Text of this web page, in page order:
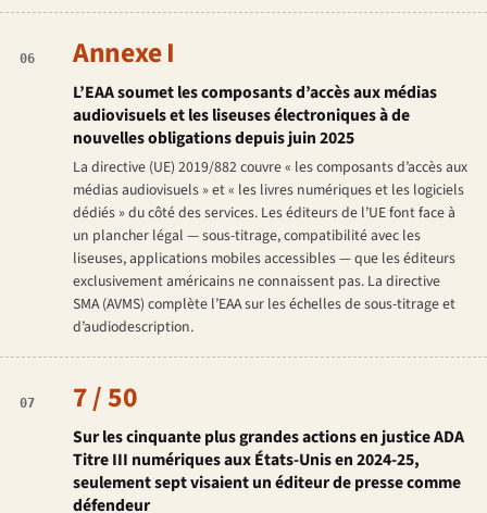
06 Annexe I
L’EAA soumet les composants d’accès aux médias
audiovisuels et les liseuses électroniques à de
nouvelles obligations depuis juin 2025
La directive (UE) 2019/882 couvre « les composants d’accès aux
médias audiovisuels » et « les livres numériques et les logiciels
dédiés » du côté des services. Les éditeurs de l’UE font face à
un plancher légal — sous-titrage, compatibilité avec les
liseuses, applications mobiles accessibles — que les éditeurs
exclusivement américains ne connaissent pas. La directive
SMA (AVMS) complète l’EAA sur les échelles de sous-titrage et
d’audiodescription.
07 7 / 50
Sur les cinquante plus grandes actions en justice ADA
Titre III numériques aux États-Unis en 2024-25,
seulement sept visaient un éditeur de presse comme
défendeur